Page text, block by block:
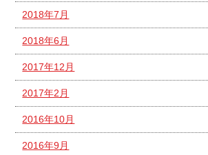
2018年7月
2018年6月
2017年12月
2017年2月
2016年10月
2016年9月